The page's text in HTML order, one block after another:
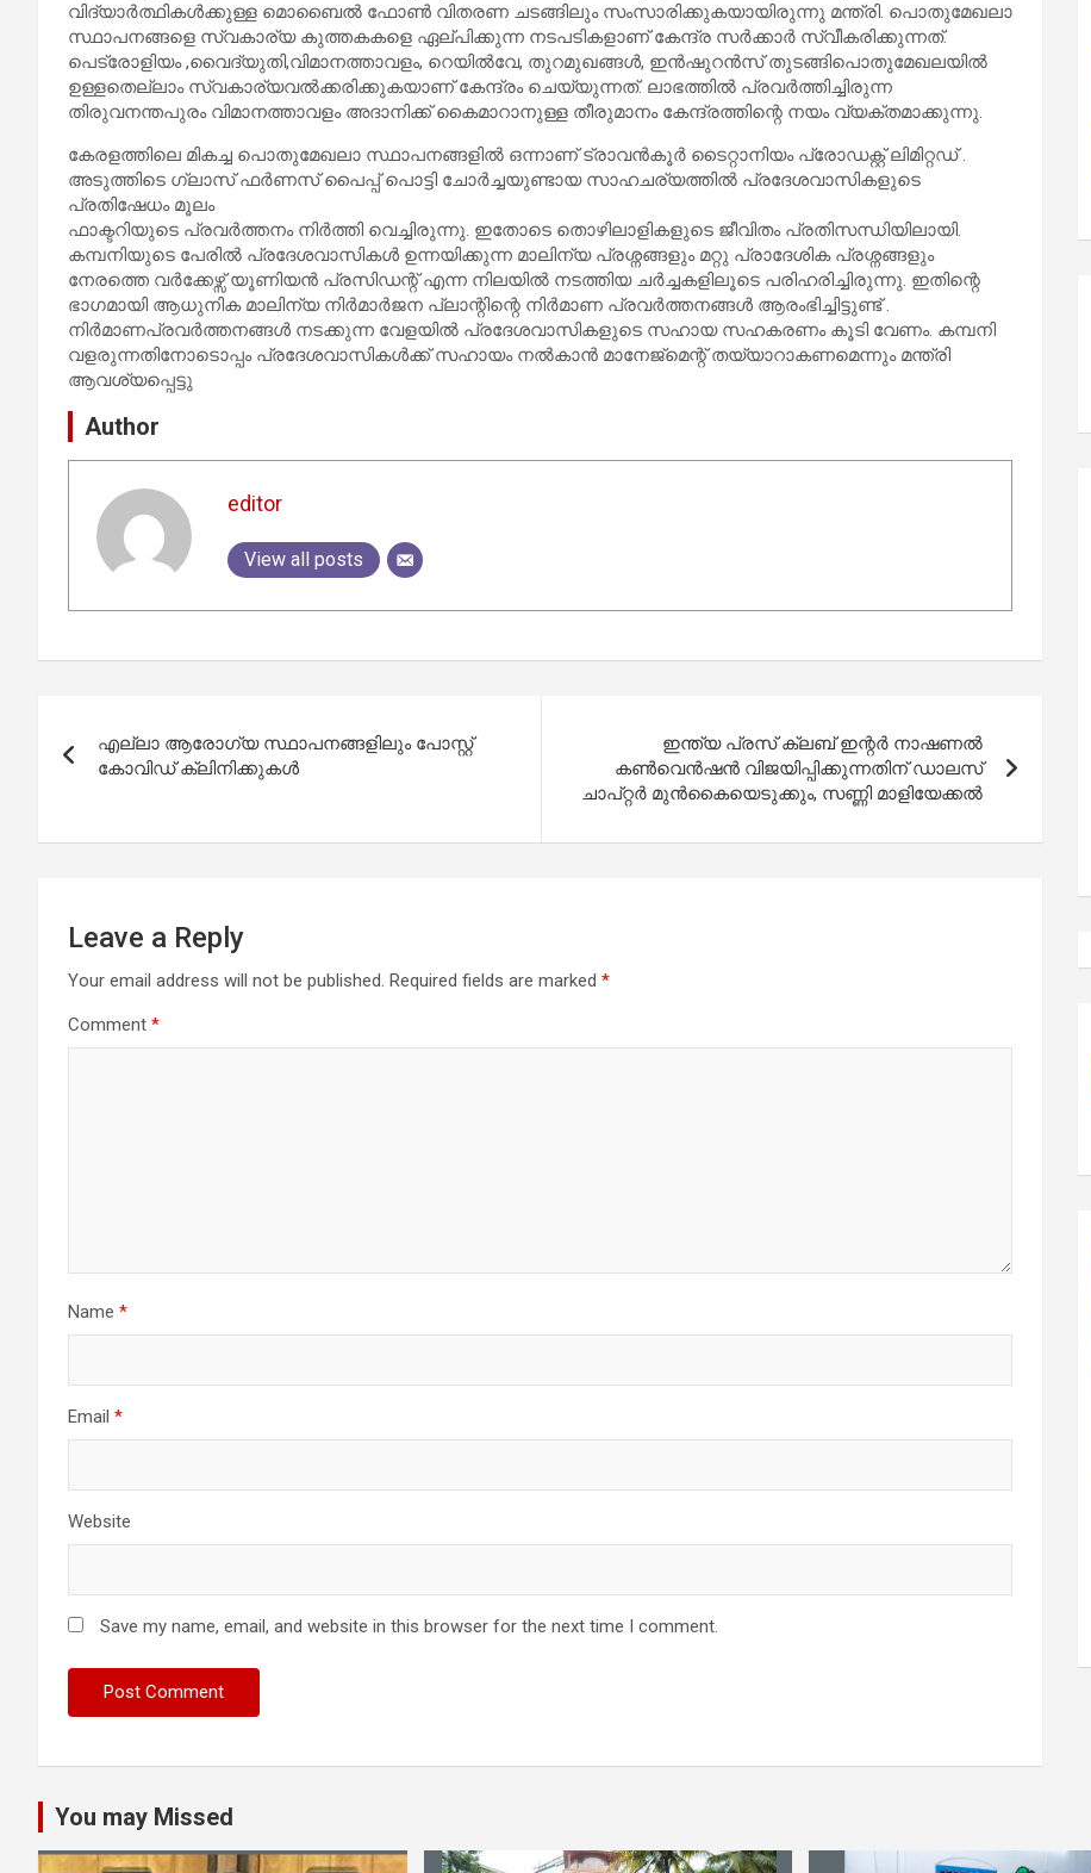
വിദ്യാർത്ഥികൾക്കുള്ള മൊബൈൽ ഫോൺ വിതരണ ചടങ്ങിലും സംസാരിക്കുകയായിരുന്നു മന്ത്രി. പൊതുമേഖലാ
സ്ഥാപനങ്ങളെ സ്വകാര്യ കുത്തകകളെ ഏല്പിക്കുന്ന നടപടികളാണ് കേന്ദ്ര സർക്കാർ സ്വീകരിക്കുന്നത്.
പെട്രോളിയം ,വൈദ്യുതി,വിമാനത്താവളം, റെയിൽവേ, തുറമുഖങ്ങൾ, ഇൻഷുറൻസ് തുടങ്ങിപൊതുമേഖലയിൽ
ഉള്ളതെല്ലാം സ്വകാര്യവൽക്കരിക്കുകയാണ് കേന്ദ്രം ചെയ്യുന്നത്. ലാഭത്തിൽ പ്രവർത്തിച്ചിരുന്ന
തിരുവനന്തപുരം വിമാനത്താവളം അദാനിക്ക് കൈമാറാനുള്ള തീരുമാനം കേന്ദ്രത്തിന്റെ നയം വ്യക്തമാക്കുന്നു.
കേരളത്തിലെ മികച്ച പൊതുമേഖലാ സ്ഥാപനങ്ങളിൽ ഒന്നാണ് ട്രാവൻകൂർ ടൈറ്റാനിയം പ്രോഡക്റ്റ് ലിമിറ്റഡ് .
അടുത്തിടെ ഗ്ലാസ് ഫർണസ് പൈപ്പ് പൊട്ടി ചോർച്ചയുണ്ടായ സാഹചര്യത്തില്‍ പ്രദേശവാസികളുടെ
പ്രതിഷേധം മൂലം
ഫാക്ടറിയുടെ പ്രവർത്തനം നിർത്തി വെച്ചിരുന്നു. ഇതോടെ തൊഴിലാളികളുടെ ജീവിതം പ്രതിസന്ധിയിലായി.
കമ്പനിയുടെ പേരിൽ പ്രദേശവാസികൾ ഉന്നയിക്കുന്ന മാലിന്യ പ്രശ്നങ്ങളും മറ്റു പ്രാദേശിക പ്രശ്നങ്ങളും
നേരത്തെ വർക്കേഴ്സ് യൂണിയൻ പ്രസിഡന്റ് എന്ന നിലയിൽ നടത്തിയ ചർച്ചകളിലൂടെ പരിഹരിച്ചിരുന്നു. ഇതിന്റെ
ഭാഗമായി ആധുനിക മാലിന്യ നിർമാർജന പ്ലാന്റിന്റെ നിർമാണ പ്രവർത്തനങ്ങൾ ആരംഭിച്ചിട്ടുണ്ട് .
നിർമാണപ്രവർത്തനങ്ങൾ നടക്കുന്ന വേളയിൽ പ്രദേശവാസികളുടെ സഹായ സഹകരണം കൂടി വേണം. കമ്പനി
വളരുന്നതിനോടൊപ്പം പ്രദേശവാസികൾക്ക് സഹായം നൽകാൻ മാനേജ്‌മെന്റ് തയ്യാറാകണമെന്നും മന്ത്രി
ആവശ്യപ്പെട്ടു
Author
editor
View all posts
navigation
എല്ലാ ആരോഗ്യ സ്ഥാപനങ്ങളിലും പോസ്റ്റ്
കോവിഡ് ക്ലിനിക്കുകള്‍
ഇന്ത്യ പ്രസ് ക്ലബ് ഇന്റര്‍ നാഷണല്‍
കണ്‍വെന്‍ഷന്‍ വിജയിപ്പിക്കുന്നതിന് ഡാലസ്
ചാപ്റ്റര്‍ മുന്‍കൈയെടുക്കും, സണ്ണി മാളിയേക്കല്‍
Leave a Reply
Your email address will not be published. Required fields are marked *
Comment *
Name *
Email *
Website
Save my name, email, and website in this browser for the next time I comment.
You may Missed